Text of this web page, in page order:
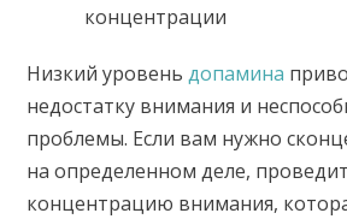
концентрации
Низкий уровеньдопамина
недостатку внимания и
проблемы. Если вам нужно
на определенном деле,
концентрацию внимания,